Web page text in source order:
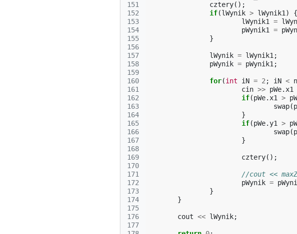
151
152
153
154
155
156
157
158
159
160
161
162
163
164
165
166
167
168
169
170
171
172
173
174
175
176
177
cztery();
if(lWynik > lWynik1 )
{
lWynik1
=
pWynik1
=
}
lWynik = lWynik1 ;
pWynik = pWynik1 ;
for(int iN = 2 ; iN < n
cin >> pWe. x1
if(pWe. x1 >
swap(
}
if(pWe.y1 >
swap(
}
cztery();
//cout <<
pWynik =
}
}
cout << lWynik;